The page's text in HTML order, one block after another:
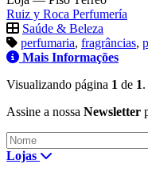
Ruiz y Roca Perfumería
Saúde & Beleza
perfumaria, fragrâncias,
Mais Informações
Visualizando página 1 de 1
Assine a nossa Newsletter
Lojas